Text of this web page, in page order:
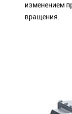
изменением
вращения.